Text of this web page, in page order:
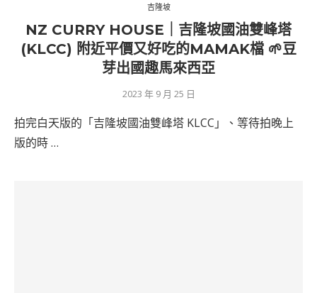
吉隆坡
NZ CURRY HOUSE｜吉隆坡國油雙峰塔
(KLCC) 附近平價又好吃的MAMAK檔 🌱豆
芽出國趣馬來西亞
2023 年 9 月 25 日
拍完白天版的「吉隆坡國油雙峰塔 KLCC」、等待拍晚上
版的時 …